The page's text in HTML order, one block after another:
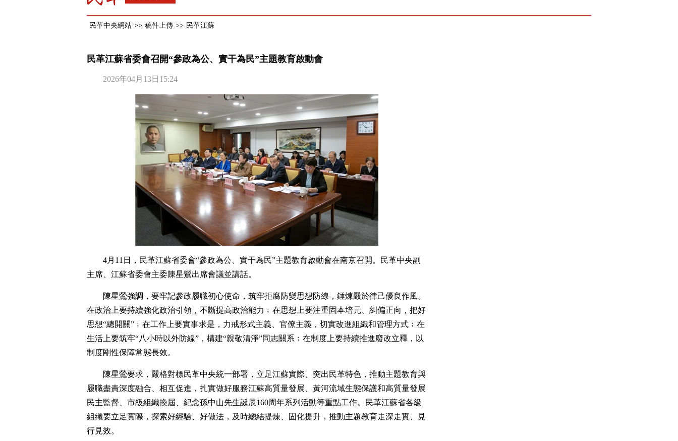
民革中央網站 >> 稿件上傳 >> 民革江蘇
民革江蘇省委會召開“參政為公、實干為民”主題教育啟動會
2026年04月13日15:24
4月11日，民革江蘇省委會“參政為公、實干為民”主題教育啟動會在南京召開。民革中央副
主席、江蘇省委會主委陳星鶯出席會議並講話。
陳星鶯強調，要牢記參政履職初心使命，筑牢拒腐防變思想防線，錘煉嚴於律己優良作風。
在政治上要持續強化政治引領，不斷提高政治能力﹔在思想上要注重固本培元、糾偏正向，把好
思想“總開關”﹔在工作上要實事求是，力戒形式主義、官僚主義，切實改進組織和管理方式﹔在
生活上要筑牢“八小時以外防線”，構建“親敬清淨”同志關系﹔在制度上要持續推進廢改立釋，以
制度剛性保障常態長效。
陳星鶯要求，嚴格對標民革中央統一部署，立足江蘇實際、突出民革特色，推動主題教育與
履職盡責深度融合、相互促進，扎實做好服務江蘇高質量發展、黃河流域生態保護和高質量發展
民主監督、市級組織換屆、紀念孫中山先生誕辰160周年系列活動等重點工作。民革江蘇省各級
組織要立足實際，探索好經驗、好做法，及時總結提煉、固化提升，推動主題教育走深走實、見
行見效。